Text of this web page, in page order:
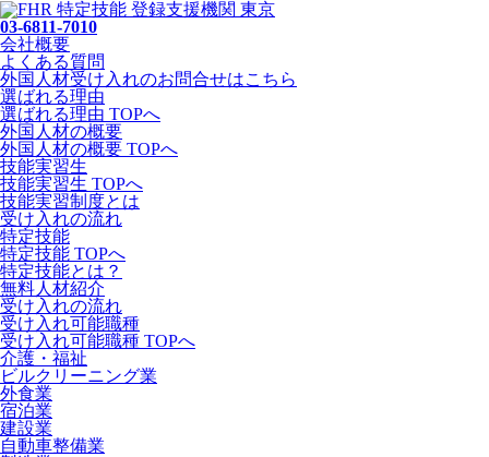
03-6811-7010
会社概要
よくある質問
外国人材受け入れのお問合せはこちら
選ばれる理由
選ばれる理由 TOPへ
外国人材の概要
外国人材の概要 TOPへ
技能実習生
技能実習生 TOPへ
技能実習制度とは
受け入れの流れ
特定技能
特定技能 TOPへ
特定技能とは？
無料人材紹介
受け入れの流れ
受け入れ可能職種
受け入れ可能職種 TOPへ
介護・福祉
ビルクリーニング業
外食業
宿泊業
建設業
自動車整備業